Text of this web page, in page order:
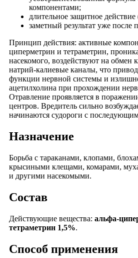
компонентами;
длительное защитное действие
заметный результат уже после
Принцип действия: активные
циперметрин и тетраметрин,
насекомого, воздействуют на обмен
натрий-калиевые каналы, что
функции нервной системы и
ацетилхолина при прохождении
Отравление проявляется в
центров. Вредитель сильно
начинаются судороги с
Назначение
Борьба с тараканами, клопами,
крысиными клещами, комарами,
и другими насекомыми.
Состав
Действующие вещества: альфа-
тетраметрин 1,5%.
Способ применения